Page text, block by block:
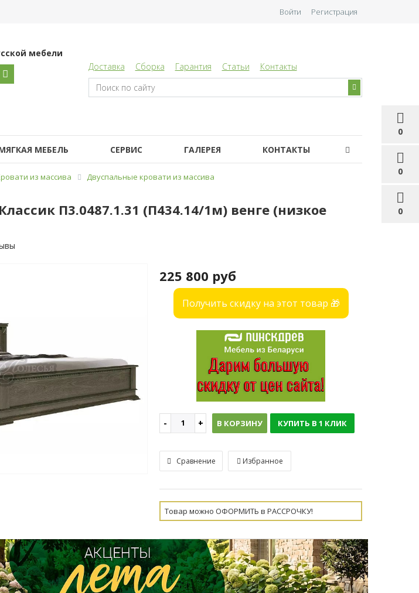
0
0
0
Войти Регистрация
мебели
Доставка Сборка Гарантия Статьи Контакты
МЕБЕЛЬ СЕРВИС ГАЛЕРЕЯ КОНТАКТЫ
из массива
Двуспальные кровати из массива
П3.0487.1.31 (П434.14/1м) венге (низкое
225 800 руб
Получить скидку на этот товар 🎁
В КОРЗИНУ КУПИТЬ В 1 КЛИК
Сравнение Избранное
Товар можно ОФОРМИТЬ в РАССРОЧКУ!